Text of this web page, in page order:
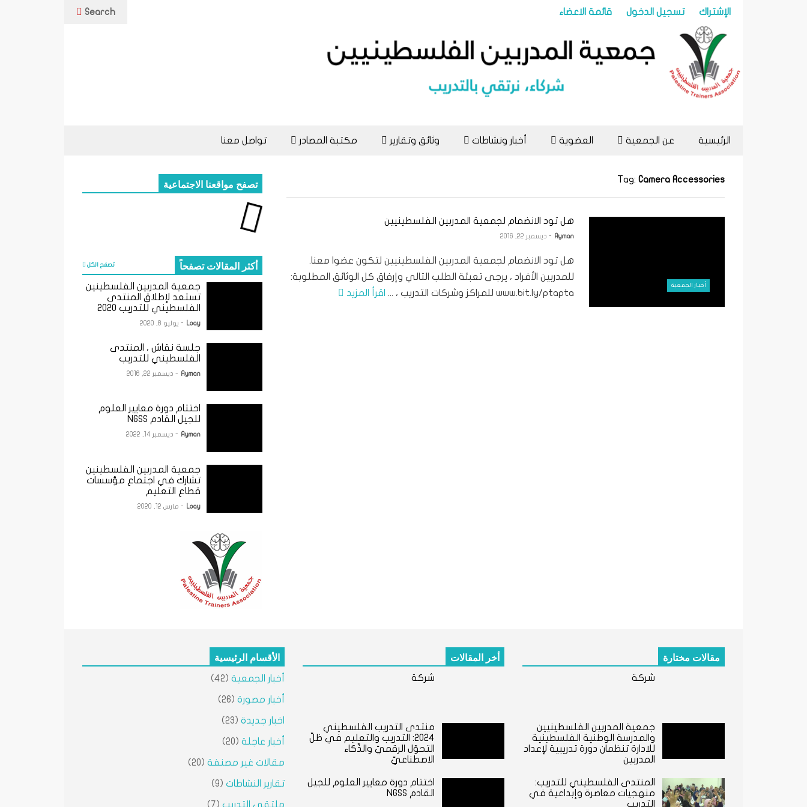
الإشتراك تسجيل الدخول قائمة الاعضاء Search
الرئيسية عن الجمعية العضوية أخبار ونشاطات وثائق وتقارير مكتبة المصادر تواصل معنا
Tag: Camera Accessories
أخبار الجمعية
هل تود الانضمام لجمعية المدربين الفلسطينيين
Ayman - ديسمبر 22, 2016
هل تود الانضمام لجمعية المدربين الفلسطينيين لتكون عضوا معنا.
للمدربين الأفراد ، يرجى تعبئة الطلب التالي وإرفاق كل الوثائق المطلوبة:
www.bit.ly/ptapta للمراكز وشركات التدريب ، ...
اقرأ المزيد
تصفح مواقعنا الاجتماعية
أكثر المقالات تصفحاً تصفح الكل
جمعية المدربين الفلسطينين
تستعد لإطلاق المنتدى
الفلسطيني للتدريب 2020
Loay - يوليو 8, 2020
جلسة نقاش ، المنتدى
الفلسطيني للتدريب
Ayman - ديسمبر 22, 2016
اختتام دورة معايير العلوم
للجيل القادم NGSS
Ayman - ديسمبر 14, 2022
جمعية المدربين الفلسطينين
تشارك في اجتماع مؤسسات
قطاع التعليم
Loay - مارس 12, 2020
مقالات مختارة
شركة
جمعية المدربين الفلسطينيين
والمدرسة الوطنية الفلسطينية
للادارة تنظمان دورة تدريبية لإعداد
المدربين
المنتدى الفلسطيني للتدريب:
منهجيات معاصرة وإبداعية في
التدريب
أخر المقالات
شركة
منتدى التدريب الفلسطيني
٢٠٢٤: التدريب والتعليم في ظلّ
التحوّل الرقميّ والذّكاء
الاصطناعيّ
اختتام دورة معايير العلوم للجيل
القادم NGSS
الأقسام الرئيسية
أخبار الجمعية (42)
أخبار مصورة (26)
اخبار جديدة (23)
أخبار عاجلة (20)
مقالات غير مصنفة (20)
تقارير النشاطات (9)
ملتقى التدريب (7)